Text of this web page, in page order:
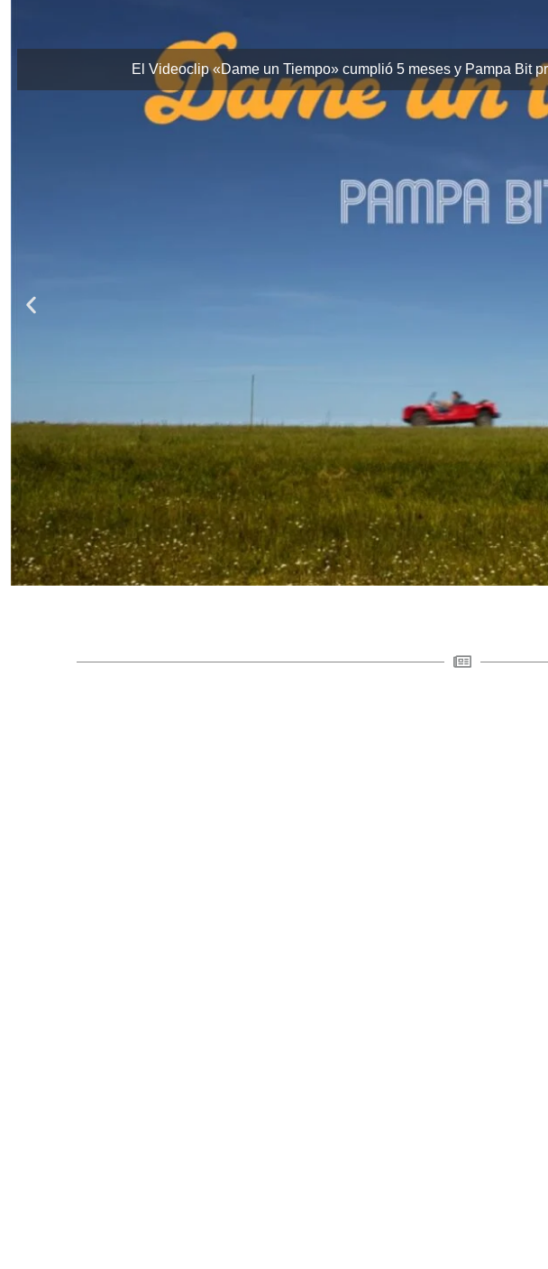
El Videoclip «Dame un Tiempo» cumplió 5 meses y Pampa Bit